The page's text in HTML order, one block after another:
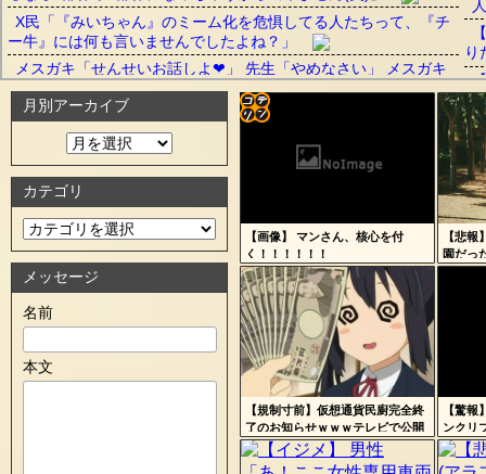
X民「『みいちゃん』のミーム化を危惧してる人たちって、『チ
ー牛』には何も言いませんでしたよね？」
メスガキ「せんせいお話しよ❤」 先生「やめなさい」 メスガキ
「じゃあこの前部屋で二人きりになったこと言っちゃうよ❤」
【悲報】日本女さん、今度は「働きたくない、主婦になりたい」
【動画】女の子が一瞬でメロつく男がコレｗｗｗ
り
れ
る
が
賛
【画像】 マンさん、核心を付
く！！！！！！
【悲
園だっ
しっこ
【規制寸前】仮想通貨民廚完全終
了のお知らせｗｗｗテレビで公開
された裏技がヤバイｗｗｗｗお前
ら急げｗｗｗｗｗｗ
【驚
ンクリ
び・・
定リ
ンク
自動
更新
ツー
ル
月別アーカイブ
カテゴリ
メッセージ
名前
本文